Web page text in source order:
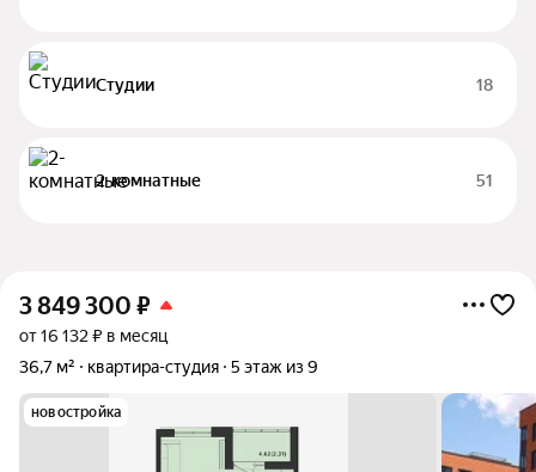
Студии 18
2-комнатные 51
3 849 300 ₽
от 16 132 ₽ в месяц
36,7 м²
квартира-студия 5 этаж из 9
новостройка